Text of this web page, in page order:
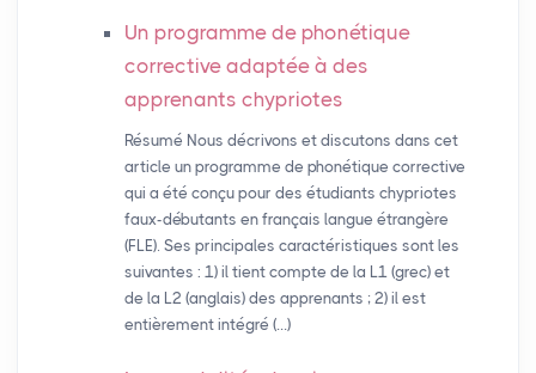
Un programme de phonétique
corrective adaptée à des
apprenants chypriotes
Résumé Nous décrivons et discutons dans cet
article un programme de phonétique corrective
qui a été conçu pour des étudiants chypriotes
faux-débutants en français langue étrangère
(FLE). Ses principales caractéristiques sont les
suivantes : 1) il tient compte de la L1 (grec) et
de la L2 (anglais) des apprenants ; 2) il est
entièrement intégré (…)